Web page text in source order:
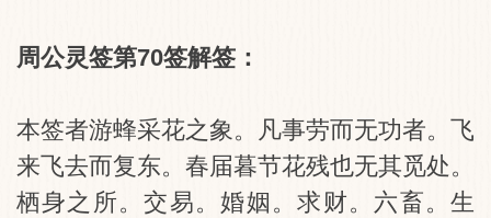
周公灵签第70签解签：
本签者游蜂采花之象。凡事劳而无功者。飞
来飞去而复东。春届暮节花残也无其觅处。
栖身之所。交易。婚姻。求财。六畜。生